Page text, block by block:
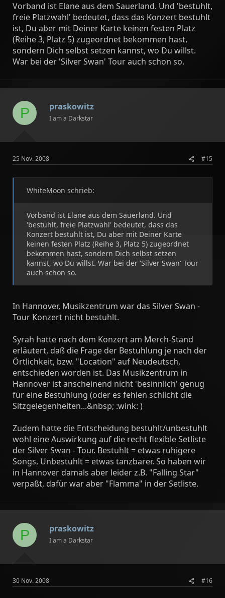
Vorband ist Elane aus dem Sauerland. Und 'bestuhlt,
freie Platzwahl' bedeutet, dass das Konzert bestuhlt
ist, Du aber mit Deiner Karte keinen festen Platz
(Reihe 3, Platz 5) zugeordnet bekommen hast,
sondern Dich selbst setzen kannst, wo Du willst.
War bei der 'Silver Swan' Tour auch schon so.
P praskowitz
I am a Darkstar
25 Nov. 2008 #15
WhiteMoon schrieb:
Vorband ist Elane aus dem Sauerland. Und
'bestuhlt, freie Platzwahl' bedeutet, dass das
Konzert bestuhlt ist, Du aber mit Deiner Karte
keinen festen Platz (Reihe 3, Platz 5) zugeordnet
bekommen hast, sondern Dich selbst setzen
kannst, wo Du willst. War bei der 'Silver Swan' Tour
auch schon so.
In Hannover, Musikzentrum war das Silver Swan -
Tour Konzert nicht bestuhlt.
Syrah hatte nach dem Konzert am Merch-Stand
erläutert, daß die Frage der Bestuhlung je nach der
Örtlichkeit, bzw. "Location" auf Neudeutsch,
entschieden worden ist. Das Musikzentrum in
Hannover ist anscheinend nicht 'besinnlich' genug
für eine Bestuhlung (oder es fehlen schlicht die
Sitzgelegenheiten...&nbsp; :wink: )
Zudem hatte die Entscheidung bestuhlt/unbestuhlt
wohl eine Auswirkung auf die recht flexible Setliste
der Silver Swan - Tour. Bestuhlt = etwas ruhigere
Songs, Unbestuhlt = etwas tanzbarer. So haben wir
in Hannover damals aber leider z.B. "Falling Star"
verpaßt, dafür war aber "Flamma" in der Setliste.
P praskowitz
I am a Darkstar
30 Nov. 2008 #16